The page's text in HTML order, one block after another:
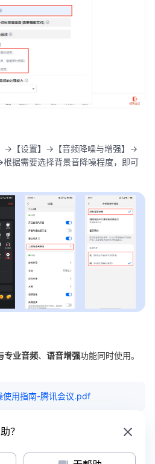
>【设置】->【音频降噪与增强】->
据需要选择背景音降噪程度，即可
专业音频、 语音增强功能同时使用。
使用指南-腾讯会议.pdf
？